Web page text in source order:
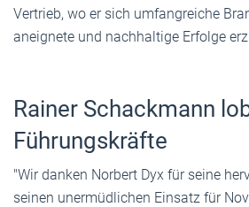
Vertrieb, wo er sich umfangreiche
aneignete und nachhaltige Erfolge
Rainer Schackmann
Führungskräfte
"Wir danken Norbert Dyx für seine
seinen unermüdlichen Einsatz für